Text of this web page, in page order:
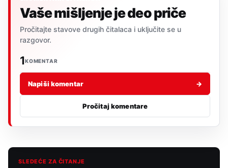
Vaše mišljenje je deo priče
Pročitajte stavove drugih čitalaca i uključite se u
razgovor.
1KOMENTAR
Napiši komentar →
Pročitaj komentare
SLEDEĆE ZA ČITANJE